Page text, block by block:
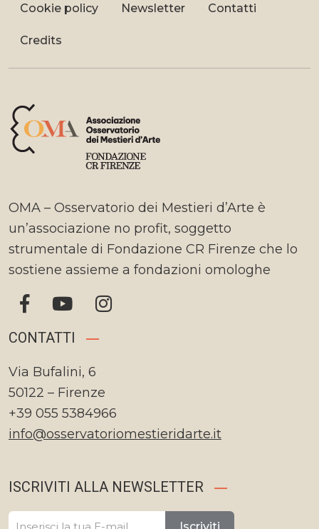
Cookie policy Newsletter Contatti
Credits
OMA – Osservatorio dei Mestieri d’Arte è
un’associazione no profit, soggetto
strumentale di Fondazione CR Firenze che lo
sostiene assieme a fondazioni omologhe
CONTATTI
Via Bufalini, 6
50122 – Firenze
+39 055 5384966
info@osservatoriomestieridarte.it
ISCRIVITI ALLA NEWSLETTER